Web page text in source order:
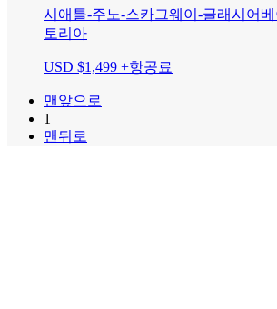
시애틀-주노-스카그웨이-글래시어
토리아
USD $1,499 +항공료
맨앞으로
1
맨뒤로